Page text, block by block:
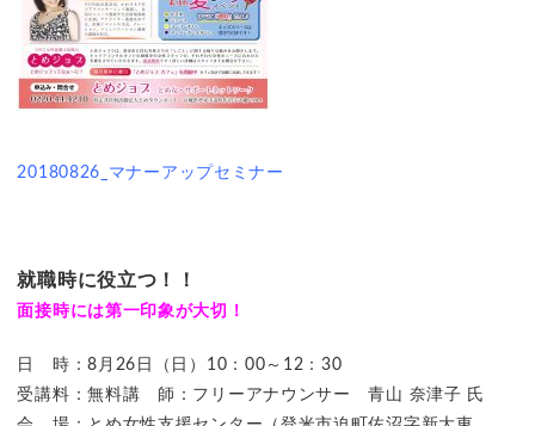
20180826_マナーアップセミナー
就職時に役立つ！！
面接時には第一印象が大切！
日 時：8月26日（日）10：00～12：30
受講料：無料講 師：フリーアナウンサー 青山 奈津子 氏